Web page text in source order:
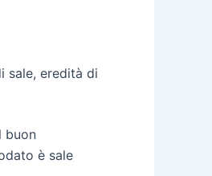
sale, eredità di
buon
è sale